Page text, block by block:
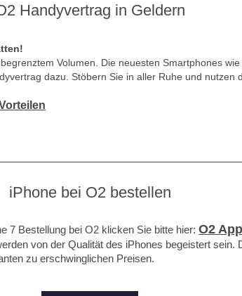
Handyvertrag in Geldern
Volumen. Die neuesten Smartphones
dazu. Stöbern Sie in aller Ruhe und nutzen
iPhone bei O2 bestellen
7 Bestellung bei O2 klicken Sie bitte hier: O2
von der Qualität des iPhones begeistert sein.
zu erschwinglichen Preisen.